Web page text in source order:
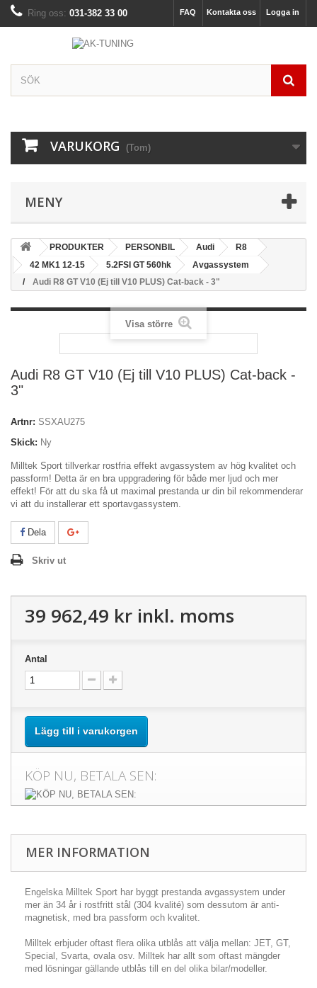
Logga in
Kontakta oss
FAQ
Ring oss: 031-382 33 00
VARUKORG (Tom)
MENY
PRODUKTER PERSONBIL Audi
R8
42 MK1 12-15
5.2FSI GT 560hk
Avgassystem
Audi R8 GT V10 (Ej till V10 PLUS) Cat-back - 3"
Visa större
Audi R8 GT V10 (Ej till V10 PLUS) Cat-back -
3"
Artnr: SSXAU275
Skick: Ny
Milltek Sport tillverkar rostfria effekt avgassystem av hög kvalitet och
passform! Detta är en bra uppgradering för både mer ljud och mer
effekt! För att du ska få ut maximal prestanda ur din bil rekommenderar
vi att du installerar ett sportavgassystem.
Dela
Skriv ut
39 962,49 kr inkl. moms
Antal
Lägg till i varukorgen
KÖP NU, BETALA SEN:
MER INFORMATION
Engelska Milltek Sport har byggt prestanda avgassystem under
mer än 34 år i rostfritt stål (304 kvalité) som dessutom är anti-
magnetisk, med bra passform och kvalitet.
Milltek erbjuder oftast flera olika utblås att välja mellan: JET, GT,
Special, Svarta, ovala osv. Milltek har allt som oftast mängder
med lösningar gällande utblås till en del olika bilar/modeller.